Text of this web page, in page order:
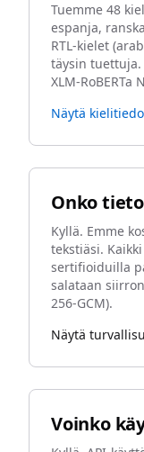
Tuemme 48
espanja,
RTL-kielet
täysin tuettuja.
XLM-RoBERTa
Näytä
Onko
Kyllä. Emme
tekstiäsi.
sertifioiduilla
salataan siirron
256-GCM).
Näytä
Voinko